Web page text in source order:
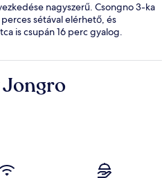
nagyszerű. Csongno 3-ka
sétával elérhető, és
is csupán 16 perc gyalog.
Jongro